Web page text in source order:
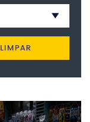
LIMPAR